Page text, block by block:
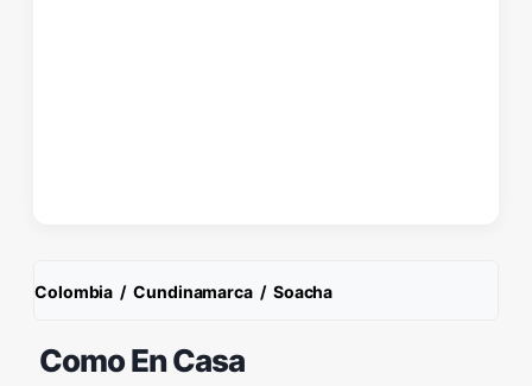
Colombia / Cundinamarca / Soacha
Como En Casa